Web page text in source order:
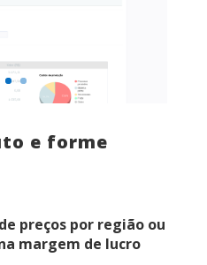
e forme
preços por região ou
margem de lucro